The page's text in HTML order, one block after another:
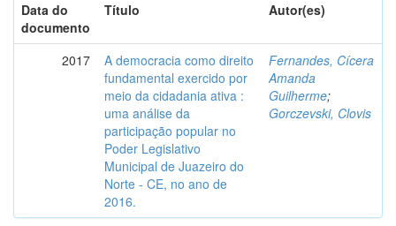
Data do
documento
Título Autor(es)
2017
A democracia como direito
fundamental exercido por
meio da cidadania ativa :
uma análise da
participação popular no
Poder Legislativo
Municipal de Juazeiro do
Norte - CE, no ano de
2016.
Fernandes, Cícera
Amanda
Guilherme;
Gorczevski, Clovis